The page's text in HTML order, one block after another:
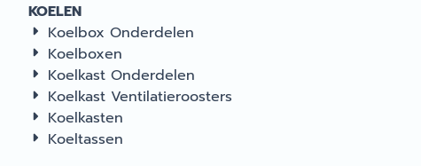
KOELEN
Koelbox Onderdelen
Koelboxen
Koelkast Onderdelen
Koelkast Ventilatieroosters
Koelkasten
Koeltassen